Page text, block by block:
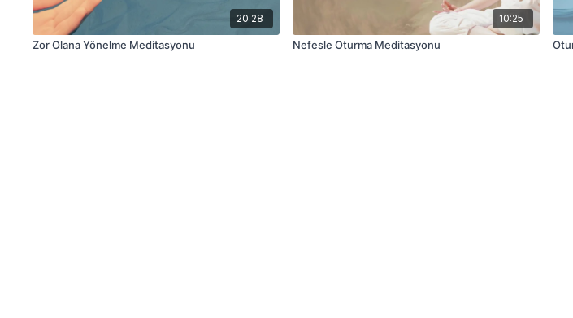
20:28
Zor Olana Yönelme Meditasyonu
10:25
Nefesle Oturma Meditasyonu